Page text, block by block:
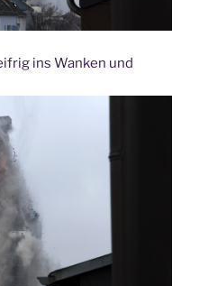
ins Wanken und